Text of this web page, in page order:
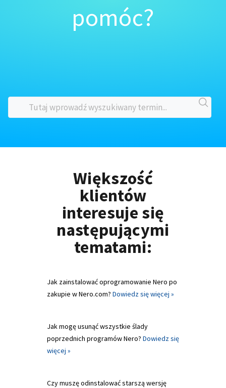
pomóc?
Większość
klientów
interesuje się
następującymi
tematami:
Jak zainstalować oprogramowanie Nero po
zakupie w Nero.com? Dowiedz się więcej »
Jak mogę usunąć wszystkie ślady
poprzednich programów Nero? Dowiedz się
więcej »
Czy muszę odinstalować starszą wersję